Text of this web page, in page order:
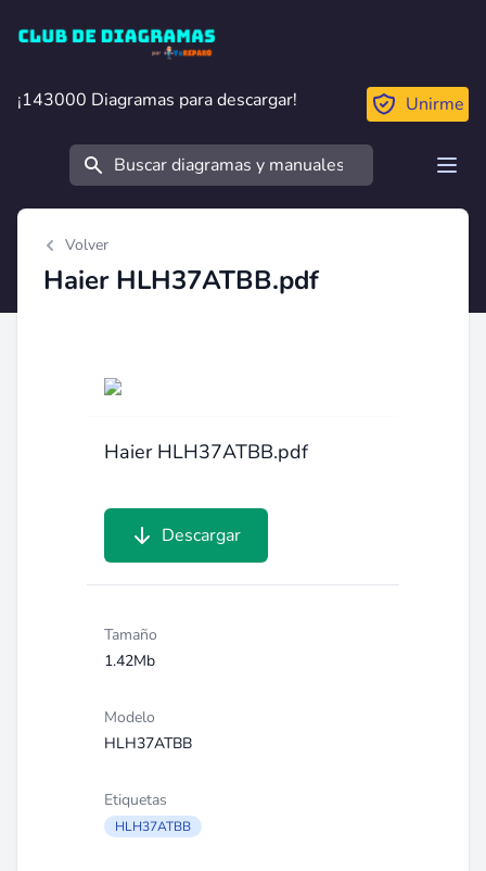
Club de Diagramas
¡143000 Diagramas para descargar!
¡143000 Diagramas para descargar! Unirme
Buscar
Volver
Haier HLH37ATBB.pdf
Haier HLH37ATBB.pdf
Descargar
Tamaño
1.42Mb
Modelo
HLH37ATBB
Etiquetas
HLH37ATBB